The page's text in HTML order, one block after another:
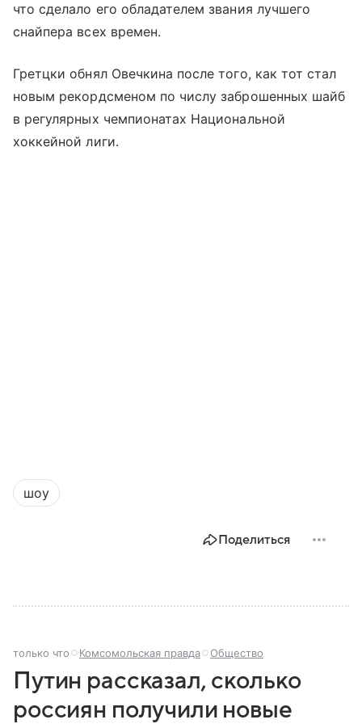
что сделало его обладателем звания лучшего
снайпера всех времен.
Гретцки обнял Овечкина после того, как тот стал
новым рекордсменом по числу заброшенных шайб
в регулярных чемпионатах Национальной
хоккейной лиги.
шоу
Поделиться
только что Комсомольская правда Общество
Путин рассказал, сколько
россиян получили новые